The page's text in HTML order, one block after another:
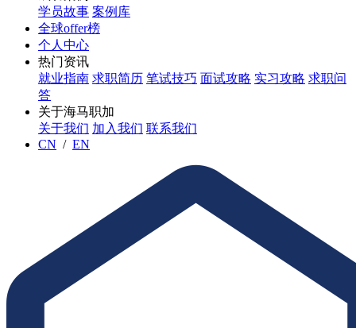
学员故事 案例库
全球offer榜
个人中心
热门资讯
就业指南 求职简历 笔试技巧 面试攻略 实习攻略 求职问
答
关于海马职加
关于我们 加入我们 联系我们
CN / EN